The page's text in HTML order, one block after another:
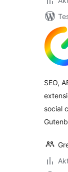
SEO,
social